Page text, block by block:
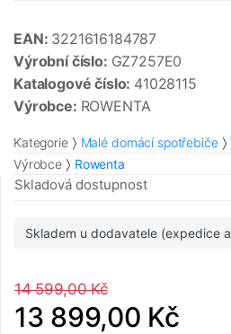
EAN: 3221616184787
Výrobní číslo: GZ7257E0
Katalogové číslo: 41028115
Výrobce: ROWENTA
Kategorie Malé domácí spotřebiče
Výrobce
Rowenta
Skladová dostupnost
Skladem u dodavatele (expedice
14 599,00 Kč
13 899,00 Kč